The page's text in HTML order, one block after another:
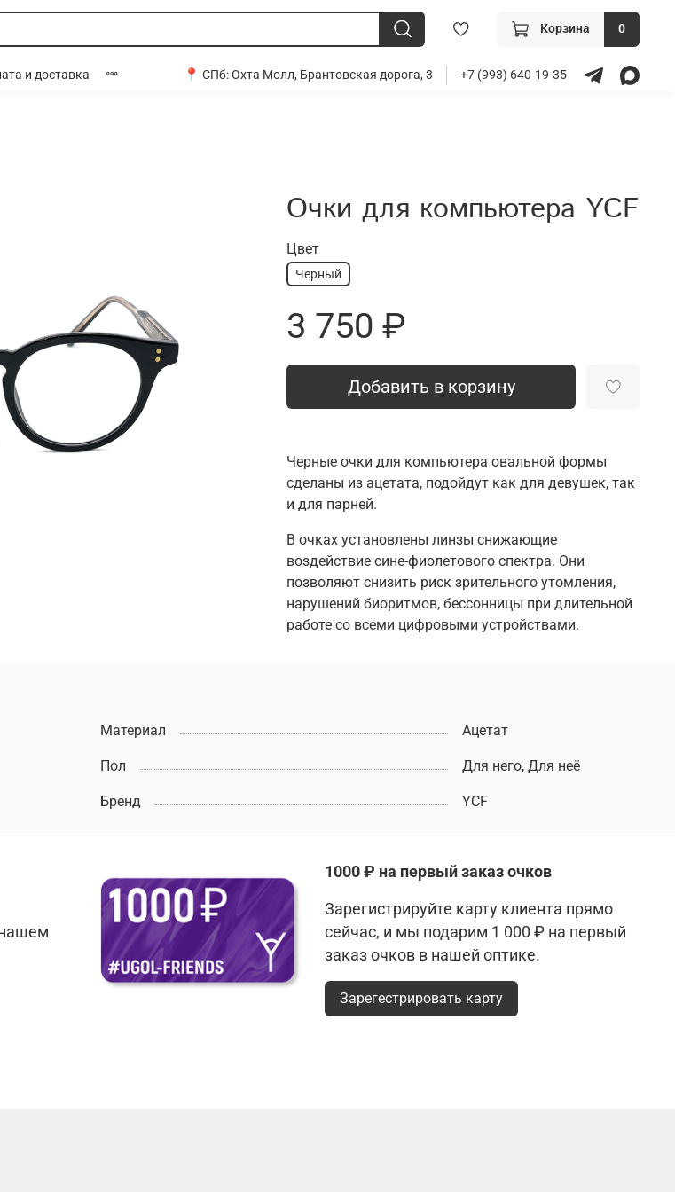
Корзина 0
и доставка 📍 СПб:Охта Молл, Брантовская дорога, 3 +7 (993) 640-19-35
Очки для компьютера YCF
Цвет
Черный
3 750 ₽
Добавить в корзину
Черные очки для компьютера овальной формы
сделаны из ацетата, подойдут как для девушек, так
и для парней.
В очках установлены линзы снижающие
воздействие сине-фиолетового спектра. Они
позволяют снизить риск зрительного утомления,
нарушений биоритмов, бессонницы при длительной
работе со всеми цифровыми устройствами.
Материал Ацетат
Пол Для него, Для неё
Бренд YCF
1000 ₽ на первый заказ очков
Зарегистрируйте карту клиента прямо
сейчас, и мы подарим 1 000 ₽ на первый
заказ очков в нашей оптике.
Зарегестрировать карту